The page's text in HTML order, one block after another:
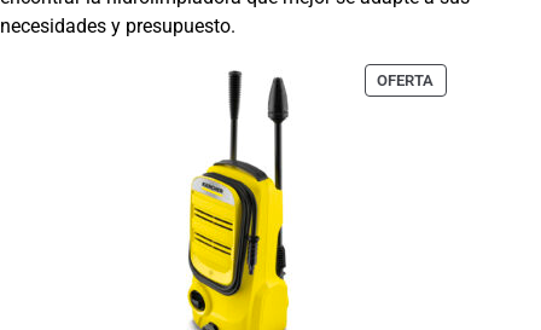
necesidades y presupuesto.
OFERTA